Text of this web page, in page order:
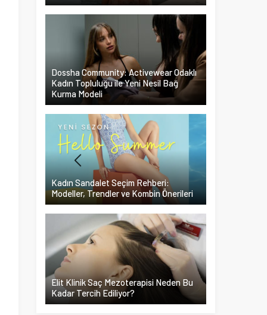
Dossha Community: Activewear Odaklı
Kadın Topluluğu ile Yeni Nesil Bağ
Kurma Modeli
Kadın Sandalet Seçim Rehberi:
Modeller, Trendler ve Kombin Önerileri
Elit Klinik Saç Mezoterapisi Neden Bu
Kadar Tercih Ediliyor?